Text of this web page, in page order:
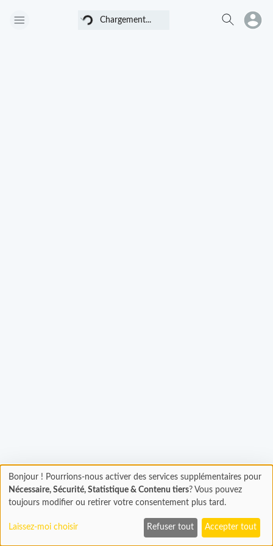
Chargement... Chargement...
Chargement
En cours...
Bonjour ! Pourrions-nous activer des services supplémentaires pour
Nécessaire, Sécurité, Statistique & Contenu tiers? Vous pouvez
toujours modifier ou retirer votre consentement plus tard.
Laissez-moi choisir Refuser tout Accepter tout